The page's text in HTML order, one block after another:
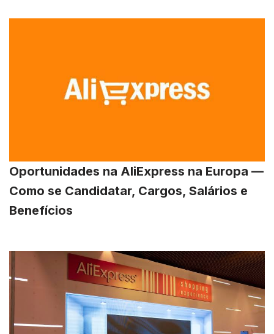
Oportunidades na AliExpress na Europa —
Como se Candidatar, Cargos, Salários e
Benefícios